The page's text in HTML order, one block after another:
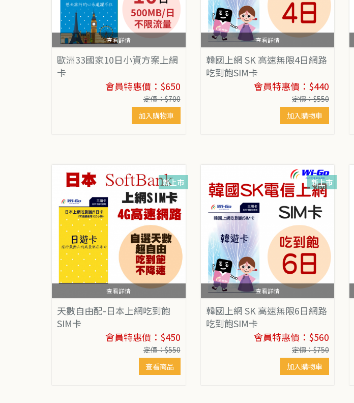
查看詳情
歐洲33國家10日小資方案上網
卡
會員特惠價：$650
定價：$700
加入購物車
查看詳情
韓國上網 SK 高速無限4日網路
吃到飽SIM卡
會員特惠價：$440
定價：$550
加入購物車
查看詳情
新上市
天數自由配-日本上網吃到飽
SIM卡
會員特惠價：$450
定價：$550
查看商品
查看詳情
新上市
韓國上網 SK 高速無限6日網路
吃到飽SIM卡
會員特惠價：$560
定價：$750
加入購物車